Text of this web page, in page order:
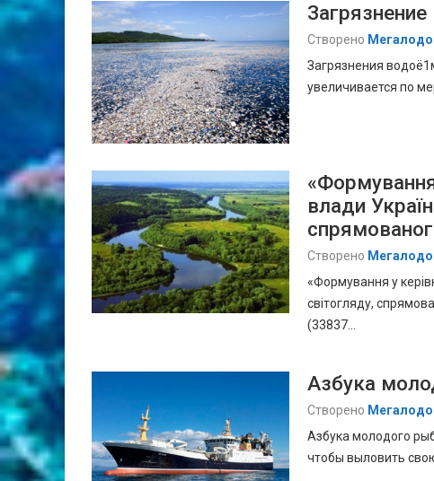
Створено
Загрязнения
увеличивается по
влади
Створено
«Формування у
світогляду,
(33837…
Азбука
Створено
Азбука молодого
чтобы выловить